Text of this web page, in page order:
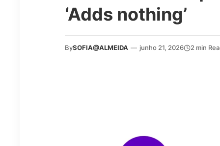
‘Adds nothing’
BySOFIA@ALMEIDA — junho 21, 2026 2 min